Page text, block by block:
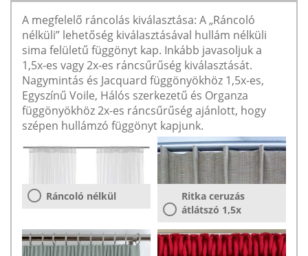
A megfelelő ráncolás kiválasztása: A „Ráncoló
nélküli” lehetőség kiválasztásával hullám nélküli
sima felületű függönyt kap. Inkább javasoljuk a
1,5x-es vagy 2x-es ráncsűrűség kiválasztását.
Nagymintás és Jacquard függönyökhöz 1,5x-es,
Egyszínű Voile, Hálós szerkezetű és Organza
függönyökhöz 2x-es ráncsűrűség ajánlott, hogy
szépen hullámzó függönyt kapjunk.
Ráncoló nélkül
Ritka ceruzás
átlátszó 1,5x